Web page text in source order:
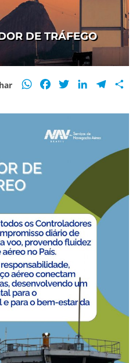
DE TRÁFEGO
WhatsApp
FacebookTwitterLinkedIn